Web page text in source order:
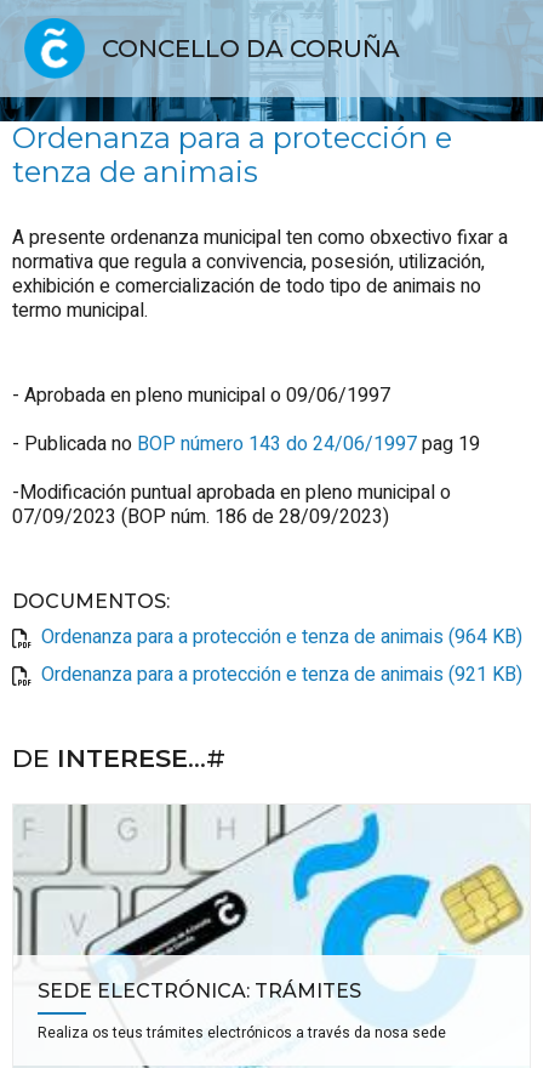
CONCELLO DA CORUÑA
Ordenanza para a protección e
tenza de animais
A presente ordenanza municipal ten como obxectivo fixar a
normativa que regula a convivencia, posesión, utilización,
exhibición e comercialización de todo tipo de animais no
termo municipal.
- Aprobada en pleno municipal o 09/06/1997
- Publicada no BOP número 143 do 24/06/1997pag 19
-Modificación puntual aprobada en pleno municipal o
07/09/2023 (BOP núm. 186 de 28/09/2023)
DOCUMENTOS:
Ordenanza para a protección e tenza de animais (964 KB)
Ordenanza para a protección e tenza de animais (921 KB)
DE INTERESE...#
SEDE ELECTRÓNICA: TRÁMITES
Realiza os teus trámites electrónicos a través da nosa sede